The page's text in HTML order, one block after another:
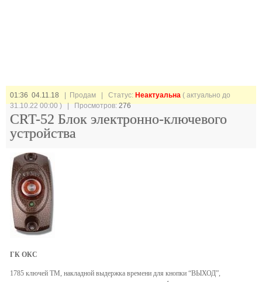
01:36 04.11.18 | Продам | Статус: Неактуальна ( актуально до
31.10.22 00:00 ) | Просмотров:276
CRT-52 Блок электронно-ключевого
устройства
ГК ОКС
1785 ключей ТМ, накладной выдержка времени для кнопки “ВЫХОД”,